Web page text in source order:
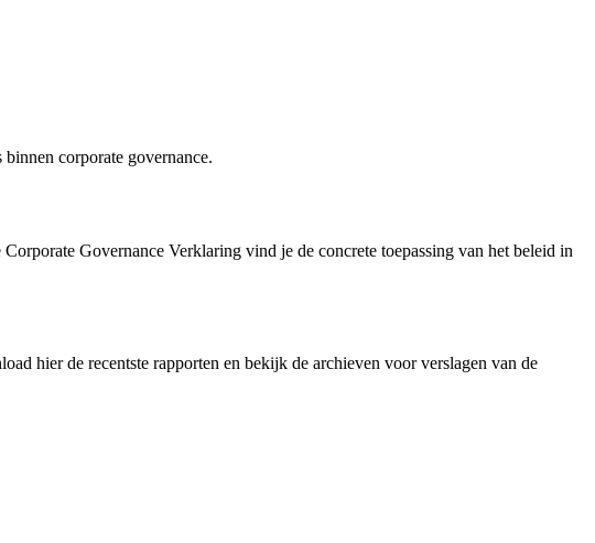
corporate governance.
Governance Verklaring vind je de concrete toepassing van het beleid in
hier de recentste rapporten en bekijk de archieven voor verslagen van de